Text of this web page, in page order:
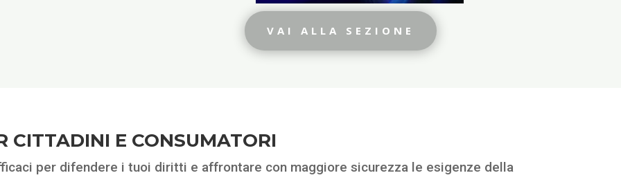
VAI ALLA SEZIONE
CITTADINI E CONSUMATORI
per difendere i tuoi diritti e affrontare con maggiore sicurezza le esigenze della